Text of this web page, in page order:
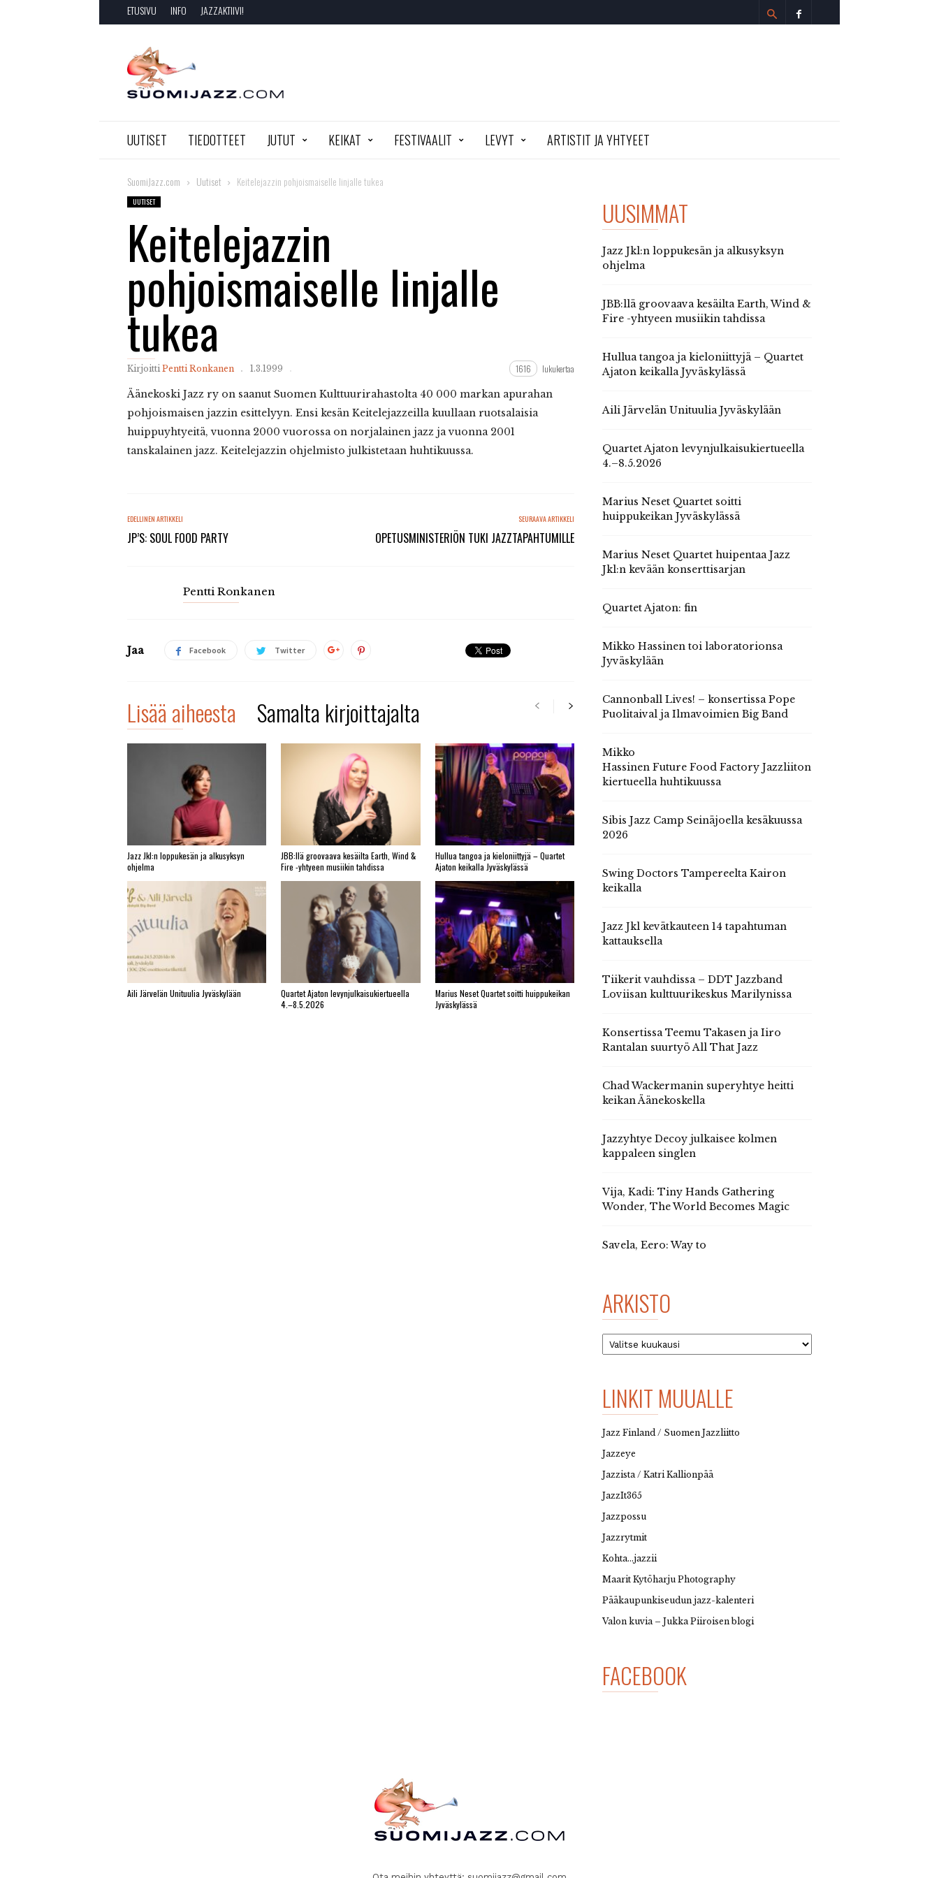
ETUSIVU INFO JAZZAKTIIVI!
SuomiJazz.com
UUTISET TIEDOTTEET JUTUT KEIKAT FESTIVAALIT LEVYT ARTISTIT JA YHTYEET
SuomiJazz.com Uutiset Keitelejazzin pohjoismaiselle linjalle tukea
UUTISET
Keitelejazzin
pohjoismaiselle linjalle
tukea
Kirjoitti Pentti Ronkanen 1.3.1999 1616 lukukertaa
Äänekoski Jazz ry on saanut Suomen Kulttuurirahastolta 40 000 markan apurahan
pohjoismaisen jazzin esittelyyn. Ensi kesän Keitelejazzeilla kuullaan ruotsalaisia
huippuyhtyeitä, vuonna 2000 vuorossa on norjalainen jazz ja vuonna 2001
tanskalainen jazz. Keitelejazzin ohjelmisto julkistetaan huhtikuussa.
EDELLINEN ARTIKKELI
JP’S: SOUL FOOD PARTY
SEURAAVA ARTIKKELI
OPETUSMINISTERIÖN TUKI JAZZTAPAHTUMILLE
Pentti Ronkanen
Jaa Facebook Twitter
Lisää aiheesta Samalta kirjoittajalta
Jazz Jkl:n loppukesän ja alkusyksyn
ohjelma
JBB:llä groovaava kesäilta Earth, Wind &
Fire -yhtyeen musiikin tahdissa
Hullua tangoa ja kieloniittyjä – Quartet
Ajaton keikalla Jyväskylässä
Aili Järvelän Unituulia Jyväskylään
Quartet Ajaton levynjulkaisukiertueella
4.–8.5.2026
Marius Neset Quartet soitti huippukeikan
Jyväskylässä
UUSIMMAT
Jazz Jkl:n loppukesän ja alkusyksyn
ohjelma
JBB:llä groovaava kesäilta Earth, Wind &
Fire -yhtyeen musiikin tahdissa
Hullua tangoa ja kieloniittyjä – Quartet
Ajaton keikalla Jyväskylässä
Aili Järvelän Unituulia Jyväskylään
Quartet Ajaton levynjulkaisukiertueella
4.–8.5.2026
Marius Neset Quartet soitti
huippukeikan Jyväskylässä
Marius Neset Quartet huipentaa Jazz
Jkl:n kevään konserttisarjan
Quartet Ajaton: fin
Mikko Hassinen toi laboratorionsa
Jyväskylään
Cannonball Lives! – konsertissa Pope
Puolitaival ja Ilmavoimien Big Band
Mikko
Hassinen Future Food Factory Jazzliiton
kiertueella huhtikuussa
Sibis Jazz Camp Seinäjoella kesäkuussa
2026
Swing Doctors Tampereelta Kairon
keikalla
Jazz Jkl kevätkauteen 14 tapahtuman
kattauksella
Tiikerit vauhdissa – DDT Jazzband
Loviisan kulttuurikeskus Marilynissa
Konsertissa Teemu Takasen ja Iiro
Rantalan suurtyö All That Jazz
Chad Wackermanin superyhtye heitti
keikan Äänekoskella
Jazzyhtye Decoy julkaisee kolmen
kappaleen singlen
Vija, Kadi: Tiny Hands Gathering
Wonder, The World Becomes Magic
Savela, Eero: Way to
ARKISTO
Arkisto
LINKIT MUUALLE
Jazz Finland / Suomen Jazzliitto
Jazzeye
Jazzista / Katri Kallionpää
JazzIt365
Jazzpossu
Jazzrytmit
Kohta…jazzii
Maarit Kytöharju Photography
Pääkaupunkiseudun jazz-kalenteri
Valon kuvia – Jukka Piiroisen blogi
FACEBOOK